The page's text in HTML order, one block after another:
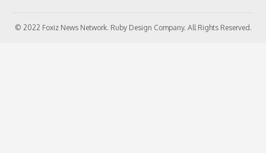
© 2022 Foxiz News Network. Ruby Design Company. All Rights Reserved.